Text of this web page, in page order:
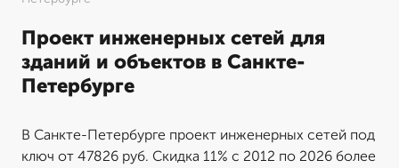
Проект инженерных сетей для
зданий и объектов в Санкте-
Петербурге
В Санкте-Петербурге проект инженерных сетей под
ключ от 47826 руб. Скидка 11% с 2012 по 2026 более